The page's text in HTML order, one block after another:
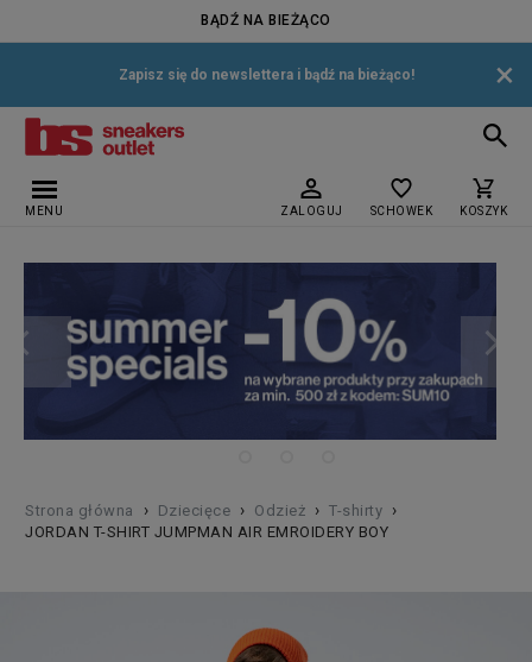
BĄDŹ NA BIEŻĄCO
Zapisz się do newslettera i bądź na bieżąco! ×
MENU ZALOGUJ SCHOWEK KOSZYK
Strona główna › Dziecięce › Odzież › T-shirty ›
JORDAN T-SHIRT JUMPMAN AIR EMROIDERY BOY